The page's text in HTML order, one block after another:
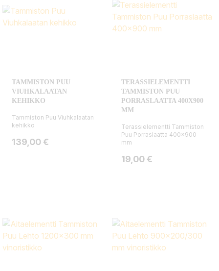
TAMMISTON PUU
VIUHKALAATAN
KEHIKKO
Tammiston Puu Viuhkalaatan
kehikko
Hinta
139,00 €
TERASSIELEMENTTI
TAMMISTON PUU
PORRASLAATTA 400X900
MM
Terassielementti Tammiston
Puu Porraslaatta 400x900
mm
Hinta
19,00 €